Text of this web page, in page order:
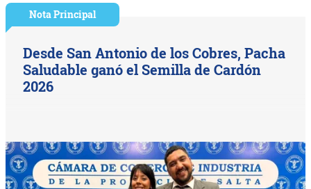
Nota Principal
Desde San Antonio de los Cobres, Pacha
Saludable ganó el Semilla de Cardón
2026